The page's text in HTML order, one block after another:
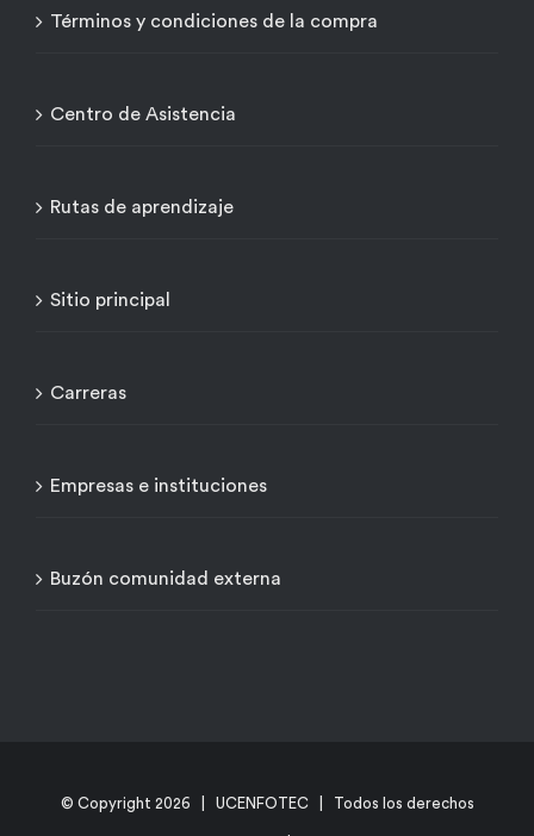
Términos y condiciones de la compra
Centro de Asistencia
Rutas de aprendizaje
Sitio principal
Carreras
Empresas e instituciones
Buzón comunidad externa
© Copyright 2026 | UCENFOTEC | Todos los derechos